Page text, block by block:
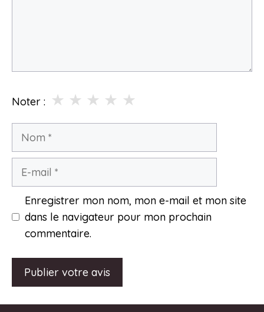
Noter : ★
★
★
★
★
Nom
Enregistrer mon nom, mon e-mail et mon site
dans le navigateur pour mon prochain
commentaire.